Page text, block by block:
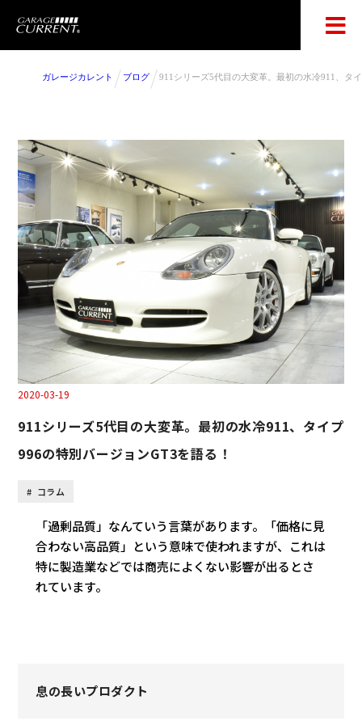
ガレージカレント ブログ 911シリーズ5代目の大変革。最初の水冷911、タ
2020-03-19
911シリーズ5代目の大変革。最初の水冷911、タイプ
996の特別バージョンGT3を語る！
コラム
「過剰品質」なんていう言葉があります。「価格に見
合わない高品質」という意味で使われますが、これは
特に製造業などでは商売によくない影響が出るとさ
れています。
息の長いプロダクト